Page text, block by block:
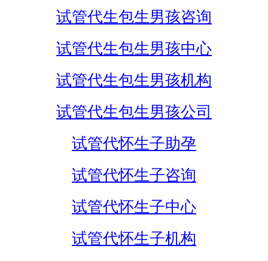
试管代生包生男孩咨询
试管代生包生男孩中心
试管代生包生男孩机构
试管代生包生男孩公司
试管代怀生子助孕
试管代怀生子咨询
试管代怀生子中心
试管代怀生子机构